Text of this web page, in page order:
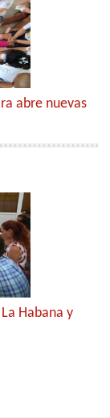
abre nuevas
Habana y